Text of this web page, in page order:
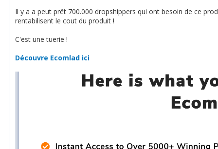
Il y a a peut prêt 700.000 dropshippers qui ont besoin de ce
rentabilisent le cout du produit !
C'est une tuerie !
Découvre Ecomlad ici